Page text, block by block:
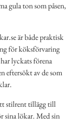
gula ton som påsen,
är både praktisk
för köksförvaring
lyckats förena
eftersökt av de som
stilrent tillägg till
sina lökar. Med sin